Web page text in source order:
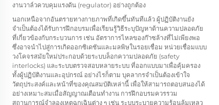
งานวาล์วควบคุมแรงดัน (regulator) อย่างถูกต้อง
นอกเหนือจากอันตรายทางกายภาพที่เกิดขึ้นทันทีแล้ว ผู้ปฏิบัติงานยัง
จำเป็นต้องได้รับการฝึกอบรมเพื่อเรียนรู้วิธีระบุปัญหาด้านความปลอดภัย
ที่เกี่ยวข้องกับกระบวนการ เช่น อัตราการไหลของก๊าซล้างที่ไม่เพียงพอ
ซึ่งอาจนำไปสู่การเกิดออกซิเดชันและมลพิษในรอยเชื่อม หน่วยเชื่อมแบบ
วงโคจรสมัยใหม่ประกอบด้วยระบบล็อกความปลอดภัย (safety
interlocks) และระบบตรวจสอบหลายระบบ ที่ออกแบบมาเพื่อคุ้มครอง
ทั้งผู้ปฏิบัติงานและอุปกรณ์ อย่างไรก็ตาม บุคลากรจำเป็นต้องเข้าใจ
วัตถุประสงค์และหน้าที่ของคุณสมบัติเหล่านี้ เพื่อให้สามารถตอบสนองได้
อย่างเหมาะสมเมื่อสัญญาณเตือนทำงาน การฝึกอบรมควรรวม
สถานการณ์จำลองเหตุฉุกเฉินต่าง ๆ เช่น ระบบระบายความร้อนล้มเหลว